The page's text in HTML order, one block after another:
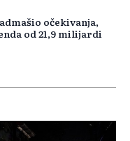
očekivanja,
od 21,9 milijardi